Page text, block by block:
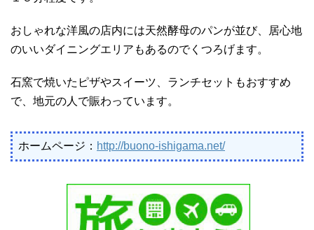
おしゃれな洋風の店内には天然酵母のパンが並び、居心地
のいいダイニングエリアもあるのでくつろげます。
石窯で焼いたピザやスイーツ、ランチセットもおすすめ
で、地元の人で賑わっています。
ホームページ： http://buono-ishigama.net/